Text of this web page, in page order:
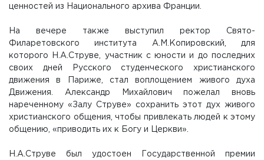
ценностей из Национального архива Франции.
На вечере также выступил ректор Свято-
Филаретовского института А.М.Копировский, для
которого Н.А.Струве, участник с юности и до последних
своих дней Русского студенческого христианского
движения в Париже, стал воплощением живого духа
Движения. Александр Михайлович пожелал вновь
нареченному «Залу Струве» сохранить этот дух живого
христианского общения, чтобы привлекать людей к этому
общению, «приводить их к Богу и Церкви».
Н.А.Струве был удостоен Государственной премии